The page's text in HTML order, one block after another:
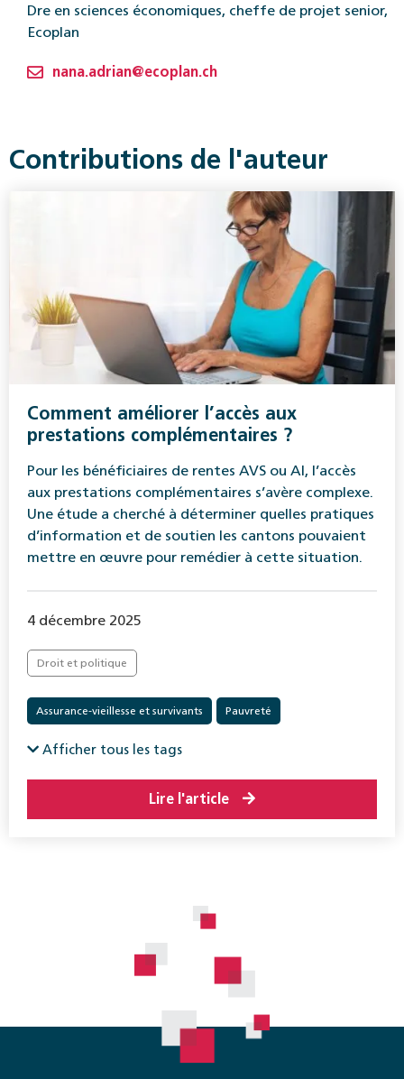
Dre en sciences économiques, cheffe de projet senior,
Ecoplan
nana.adrian@ecoplan.ch
Contributions de l'auteur
Comment améliorer l’accès aux
prestations complémentaires ?
Pour les bénéficiaires de rentes AVS ou AI, l’accès
aux prestations complémentaires s’avère complexe.
Une étude a cherché à déterminer quelles pratiques
d’information et de soutien les cantons pouvaient
mettre en œuvre pour remédier à cette situation.
4 décembre 2025
Droit et politique
Assurance-vieillesse et survivants Pauvreté
Prestations complémentaires
Afficher tous les tags
Lire l'article